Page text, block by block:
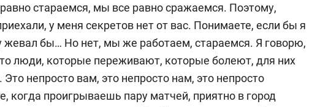
стараемся, мы все равно сражаемся. Поэтому,
у меня секретов нет от вас. Понимаете, если бы я
жевал бы… Но нет, мы же работаем, стараемся. Я говорю,
люди, которые переживают, которые болеют, для них
Это непросто вам, это непросто нам, это непросто
когда проигрываешь пару матчей, приятно в город